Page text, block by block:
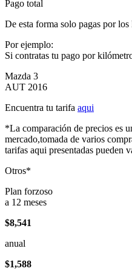
Pago total
De esta forma solo pagas por los
Por ejemplo:
Si contratas tu pago por
Mazda 3
AUT 2016
Encuentra tu tarifa aqui
*La comparación de precios es
mercado,tomada de varios
tarifas aqui presentadas pueden
Otros*
Plan forzoso
a 12 meses
$8,541
anual
$1,588